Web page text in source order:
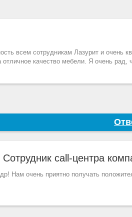
всем сотрудникам Лазурит и
отличное качество мебели. Я очень
call-центра
Нам очень приятно получать